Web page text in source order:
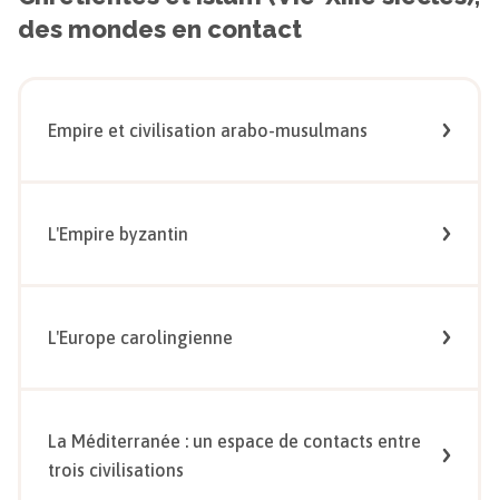
des mondes en contact
Empire et civilisation arabo-musulmans
L'Empire byzantin
L'Europe carolingienne
La Méditerranée : un espace de contacts entre
trois civilisations